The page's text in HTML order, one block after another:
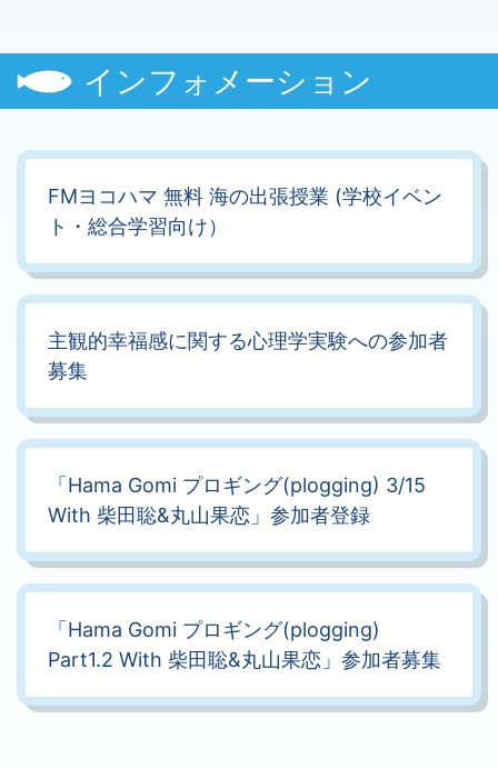
インフォメーション
FMヨコハマ 無料 海の出張授業 (学校イベン
ト・総合学習向け）
主観的幸福感に関する心理学実験への参加者
募集
「Hama Gomi プロギング(plogging) 3/15
With 柴田聡&丸山果恋」参加者登録
「Hama Gomi プロギング(plogging)
Part1.2 With 柴田聡&丸山果恋」参加者募集